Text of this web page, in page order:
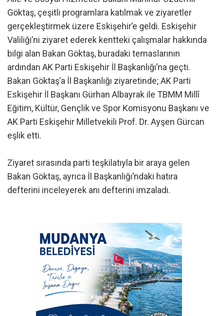
Göktaş, çeşitli programlara katılmak ve ziyaretler
gerçekleştirmek üzere Eskişehir’e geldi. Eskişehir
Valiliği’ni ziyaret ederek kentteki çalışmalar hakkında
bilgi alan Bakan Göktaş, buradaki temaslarının
ardından AK Parti Eskişehir İl Başkanlığı’na geçti.
Bakan Göktaş’a İl Başkanlığı ziyaretinde; AK Parti
Eskişehir İl Başkanı Gürhan Albayrak ile TBMM Millî
Eğitim, Kültür, Gençlik ve Spor Komisyonu Başkanı ve
AK Parti Eskişehir Milletvekili Prof. Dr. Ayşen Gürcan
eşlik etti.
Ziyaret sırasında parti teşkilatıyla bir araya gelen
Bakan Göktaş, ayrıca İl Başkanlığı’ndaki hatıra
defterini inceleyerek anı defterini imzaladı.